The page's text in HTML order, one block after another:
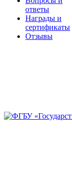
ответы
Награды и
сертификаты
Отзывы